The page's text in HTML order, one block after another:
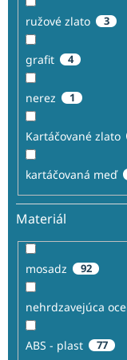
ružové zlato 3
grafit 4
nerez 1
Kartáčované zlato
kartáčovaná meď
Materiál
mosadz 92
nehrdzavejúca
ABS - plast 77